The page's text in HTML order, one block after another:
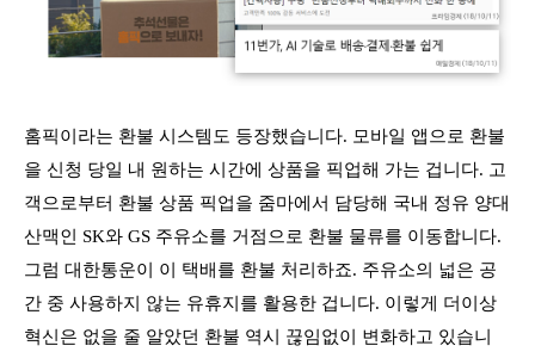
홈픽이라는 환불 시스템도 등장했습니다. 모바일 앱으로 환불
을 신청 당일 내 원하는 시간에 상품을 픽업해 가는 겁니다. 고
객으로부터 환불 상품 픽업을 줌마에서 담당해 국내 정유 양대
산맥인 SK와 GS 주유소를 거점으로 환불 물류를 이동합니다.
그럼 대한통운이 이 택배를 환불 처리하죠. 주유소의 넓은 공
간 중 사용하지 않는 유휴지를 활용한 겁니다. 이렇게 더이상
혁신은 없을 줄 알았던 환불 역시 끊임없이 변화하고 있습니